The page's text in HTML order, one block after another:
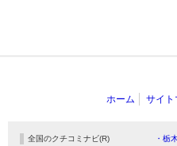
ホーム サイト
全国のクチコミナビ(R) ・栃